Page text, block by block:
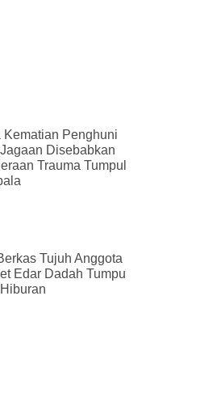
Kematian Penghuni
Disebabkan
Trauma Tumpul
Tujuh Anggota
Edar Dadah Tumpu